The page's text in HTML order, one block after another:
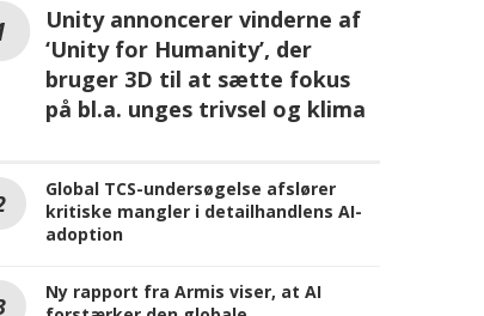
Global TCS-undersøgelse afslører
kritiske mangler i detailhandlens AI-
adoption
Ny rapport fra Armis viser, at AI
REKLAME